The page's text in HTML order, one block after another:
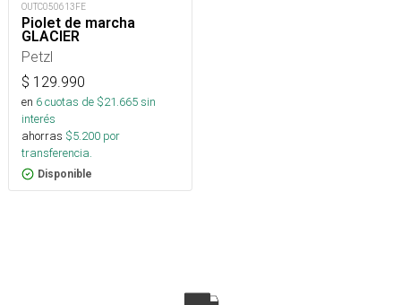
OUTC050613FE
Piolet de marcha
GLACIER
Petzl
$ 129.990
en 6cuotas de $21.665sin
interés
ahorras $5.200 por
transferencia.
Disponible